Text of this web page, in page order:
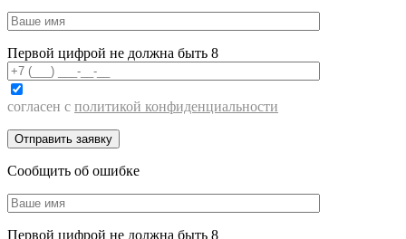
Первой цифрой не должна быть 8
согласен с политикой конфиденциальности
Сообщить об ошибке
Первой цифрой не должна быть 8